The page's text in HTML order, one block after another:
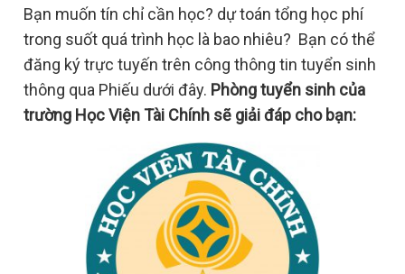
Bạn muốn tín chỉ cần học? dự toán tổng học phí
trong suốt quá trình học là bao nhiêu? Bạn có thể
đăng ký trực tuyến trên công thông tin tuyển sinh
thông qua Phiếu dưới đây. Phòng tuyển sinh của
trường Học Viện Tài Chính sẽ giải đáp cho bạn: